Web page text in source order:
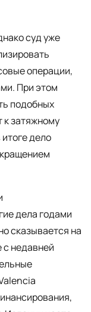
суд уже
операции,
При этом
подобных
к затяжному
дело
дела годами
сказывается на
с недавней